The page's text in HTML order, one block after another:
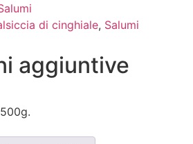
di cinghiale, Salumi
aggiuntive